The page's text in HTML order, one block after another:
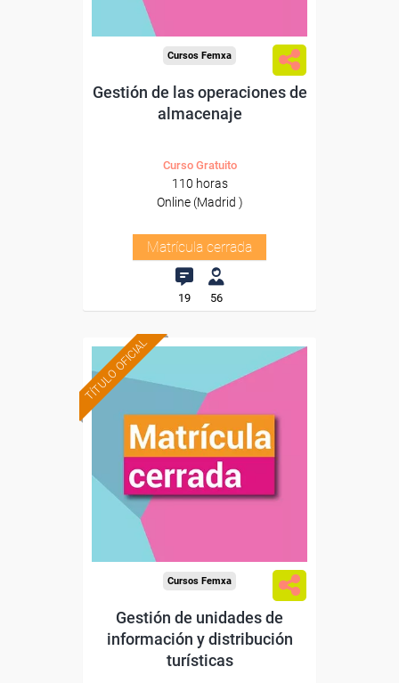
Cursos Femxa
Gestión de las operaciones de
almacenaje
Curso Gratuito
110 horas
Online (Madrid )
Matrícula cerrada
19 56
TÍTULO OFICIAL
Cursos Femxa
Gestión de unidades de
información y distribución
turísticas